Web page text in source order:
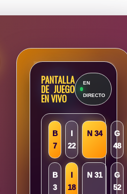
7
1
PANTALLA
DE JUEGO
EN VIVO
EN
DIRECTO
B
7
I
22
N 34
G
48
B
3
I
18
N 31
G
52